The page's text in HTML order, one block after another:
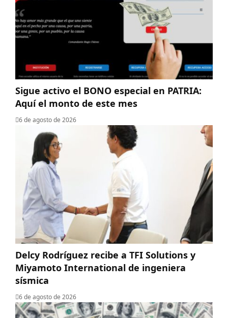
Sigue activo el BONO especial en PATRIA:
Aquí el monto de este mes
6 de agosto de 2026
Delcy Rodríguez recibe a TFI Solutions y
Miyamoto International de ingeniera
sísmica
6 de agosto de 2026